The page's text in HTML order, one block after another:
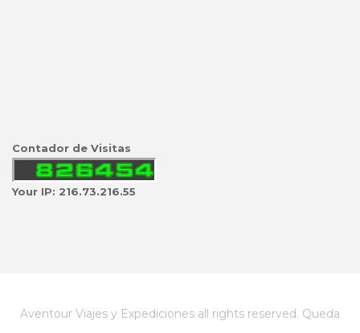
Contador de Visitas
Your IP: 216.73.216.55
Aventour Viajes y Expediciones all rights reserved. Queda